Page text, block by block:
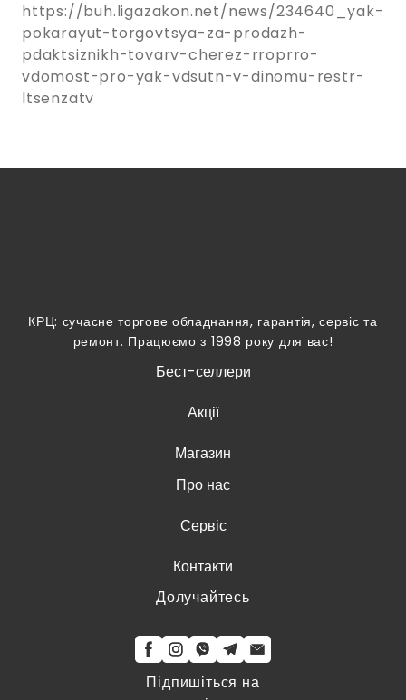
https://buh.ligazakon.net/news/234640_yak-
pokarayut-torgovtsya-za-prodazh-
pdaktsiznikh-tovarv-cherez-rroprro-
vdomost-pro-yak-vdsutn-v-dinomu-restr-
ltsenzatv
КРЦ: сучасне торгове обладнання, гарантія, сервіс та
ремонт. Працюємо з 1998 року для вас!
Бест-селлери
Акції
Магазин
Про нас
Сервіс
Контакти
Долучайтесь
Підпишіться на